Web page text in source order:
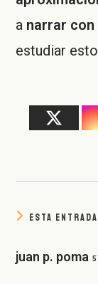
a narrar con
estudiar
ESTA
juan p. poma